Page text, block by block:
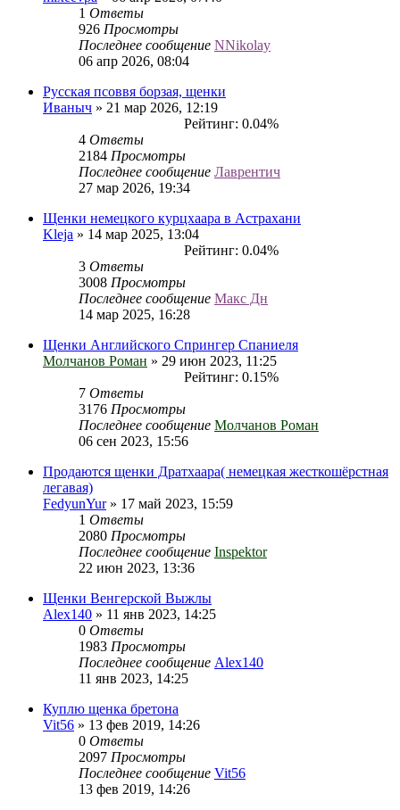
1 Ответы
926 Просмотры
Последнее сообщение NNikolay
06 апр 2026, 08:04
Русская псоввя борзая, щенки
Иваныч » 21 мар 2026, 12:19
Рейтинг: 0.04%
4 Ответы
2184 Просмотры
Последнее сообщение Лаврентич
27 мар 2026, 19:34
Щенки немецкого курцхаара в Астрахани
Kleja » 14 мар 2025, 13:04
Рейтинг: 0.04%
3 Ответы
3008 Просмотры
Последнее сообщение Макс Дн
14 мар 2025, 16:28
Щенки Английского Спрингер Спаниеля
Молчанов Роман » 29 июн 2023, 11:25
Рейтинг: 0.15%
7 Ответы
3176 Просмотры
Последнее сообщение Молчанов Роман
06 сен 2023, 15:56
Продаются щенки Дратхаара( немецкая жесткошёрстная
легавая)
FedyunYur» 17 май 2023, 15:59
1 Ответы
2080 Просмотры
Последнее сообщение Inspektor
22 июн 2023, 13:36
Щенки Венгерской Выжлы
Alex140 » 11 янв 2023, 14:25
0 Ответы
1983 Просмотры
Последнее сообщение Alex140
11 янв 2023, 14:25
Куплю щенка бретона
Vit56 » 13 фев 2019, 14:26
0 Ответы
2097 Просмотры
Последнее сообщение Vit56
13 фев 2019, 14:26